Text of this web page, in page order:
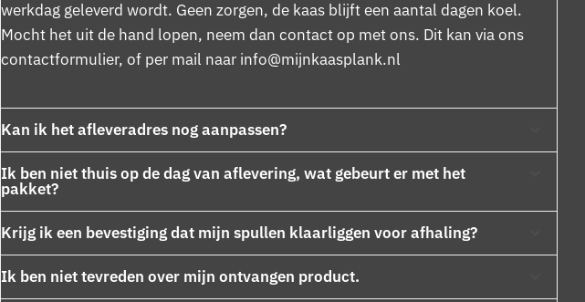
werkdag geleverd wordt. Geen zorgen, de kaas blijft een aantal dagen koel.
Mocht het uit de hand lopen, neem dan contact op met ons. Dit kan via ons
contactformulier, of per mail naar info@mijnkaasplank.nl
Kan ik het afleveradres nog aanpassen?
Ik ben niet thuis op de dag van aflevering, wat gebeurt er met het
pakket?
Krijg ik een bevestiging dat mijn spullen klaarliggen voor afhaling?
Ik ben niet tevreden over mijn ontvangen product.